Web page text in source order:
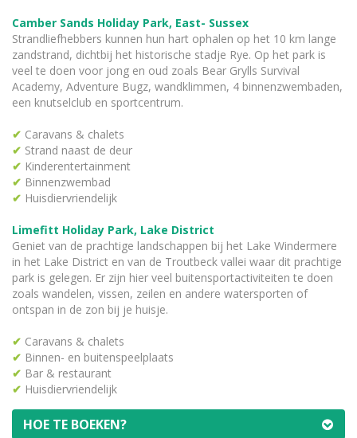
Camber Sands Holiday Park, East- Sussex
Strandliefhebbers kunnen hun hart ophalen op het 10 km lange
zandstrand, dichtbij het historische stadje Rye. Op het park is
veel te doen voor jong en oud zoals Bear Grylls Survival
Academy, Adventure Bugz, wandklimmen, 4 binnenzwembaden,
een knutselclub en sportcentrum.
✔ Caravans & chalets
✔ Strand naast de deur
✔ Kinderentertainment
✔ Binnenzwembad
✔ Huisdiervriendelijk
Limefitt Holiday Park, Lake District
Geniet van de prachtige landschappen bij het Lake Windermere
in het Lake District en van de Troutbeck vallei waar dit prachtige
park is gelegen. Er zijn hier veel buitensportactiviteiten te doen
zoals wandelen, vissen, zeilen en andere watersporten of
ontspan in de zon bij je huisje.
✔ Caravans & chalets
✔ Binnen- en buitenspeelplaats
✔ Bar & restaurant
✔ Huisdiervriendelijk
HOE TE BOEKEN?